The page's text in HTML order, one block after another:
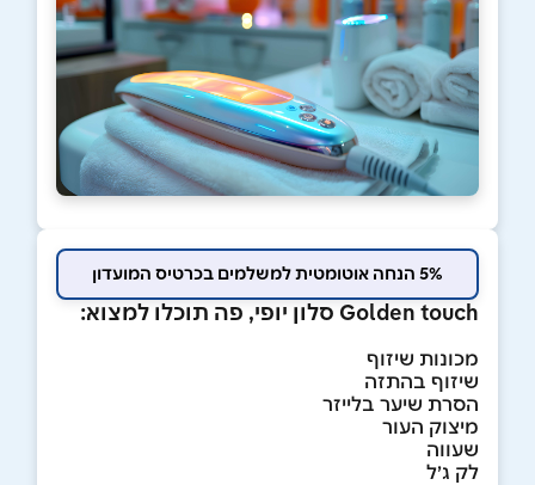
5% הנחה אוטומטית למשלמים בכרטיס המועדון
Golden touch סלון יופי, פה תוכלו למצוא:
מכונות שיזוף
שיזוף בהתזה
הסרת שיער בלייזר
מיצוק העור
שעווה
לק ג׳ל